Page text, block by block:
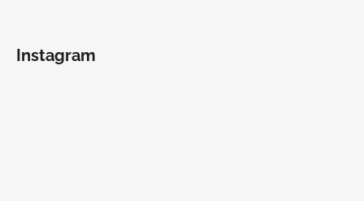
Instagram